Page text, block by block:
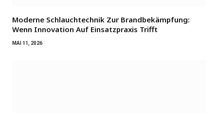
Moderne Schlauchtechnik Zur Brandbekämpfung:
Wenn Innovation Auf Einsatzpraxis Trifft
MAI 11, 2026